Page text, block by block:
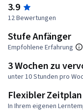
3.9
12 Bewertungen
Stufe Anfänger
Empfohlene Erfahrung
3 Wochen zu
unter 10 Stunden pro
Flexibler Zeitplan
In Ihrem eigenen